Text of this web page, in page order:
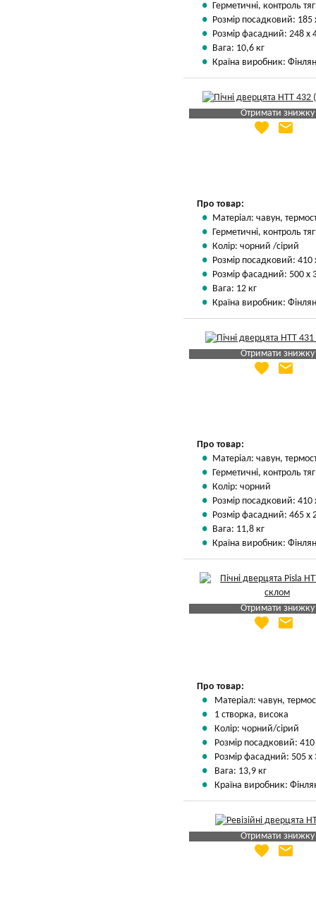
Герметичні, контроль
Розмір посадковий:
Розмір фасадний: 248 х
Вага: 10,6 кг
Країна виробник:
Отримати знижку
Яка Ваша ціна
favorite email
Про товар:
Матеріал: чавун,
Герметичні, контроль
Колір: чорний /сірий
Розмір посадковий:
Розмір фасадний: 500 х
Вага: 12 кг
Країна виробник:
Отримати знижку
Яка Ваша ціна
favorite email
Про товар:
Матеріал: чавун,
Герметичні, контроль
Колір: чорний
Розмір посадковий:
Розмір фасадний: 465 х
Вага: 11,8 кг
Країна виробник:
Отримати знижку
Яка Ваша ціна
favorite email
Про товар:
Матеріал: чавун,
1 створка, висока
Колір: чорний/сірий
Розмір посадковий:
Розмір фасадний: 505
Вага: 13,9 кг
Країна виробник:
Отримати знижку
Яка Ваша ціна
favorite email